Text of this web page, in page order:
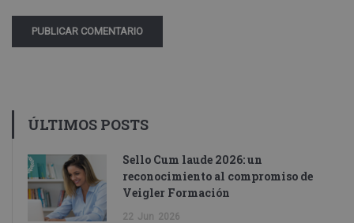
ÚLTIMOS POSTS
Sello Cum laude 2026: un
reconocimiento al compromiso de
Veigler Formación
22 Jun 2026